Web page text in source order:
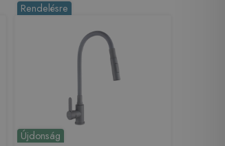
Újdonság
Rendelésre